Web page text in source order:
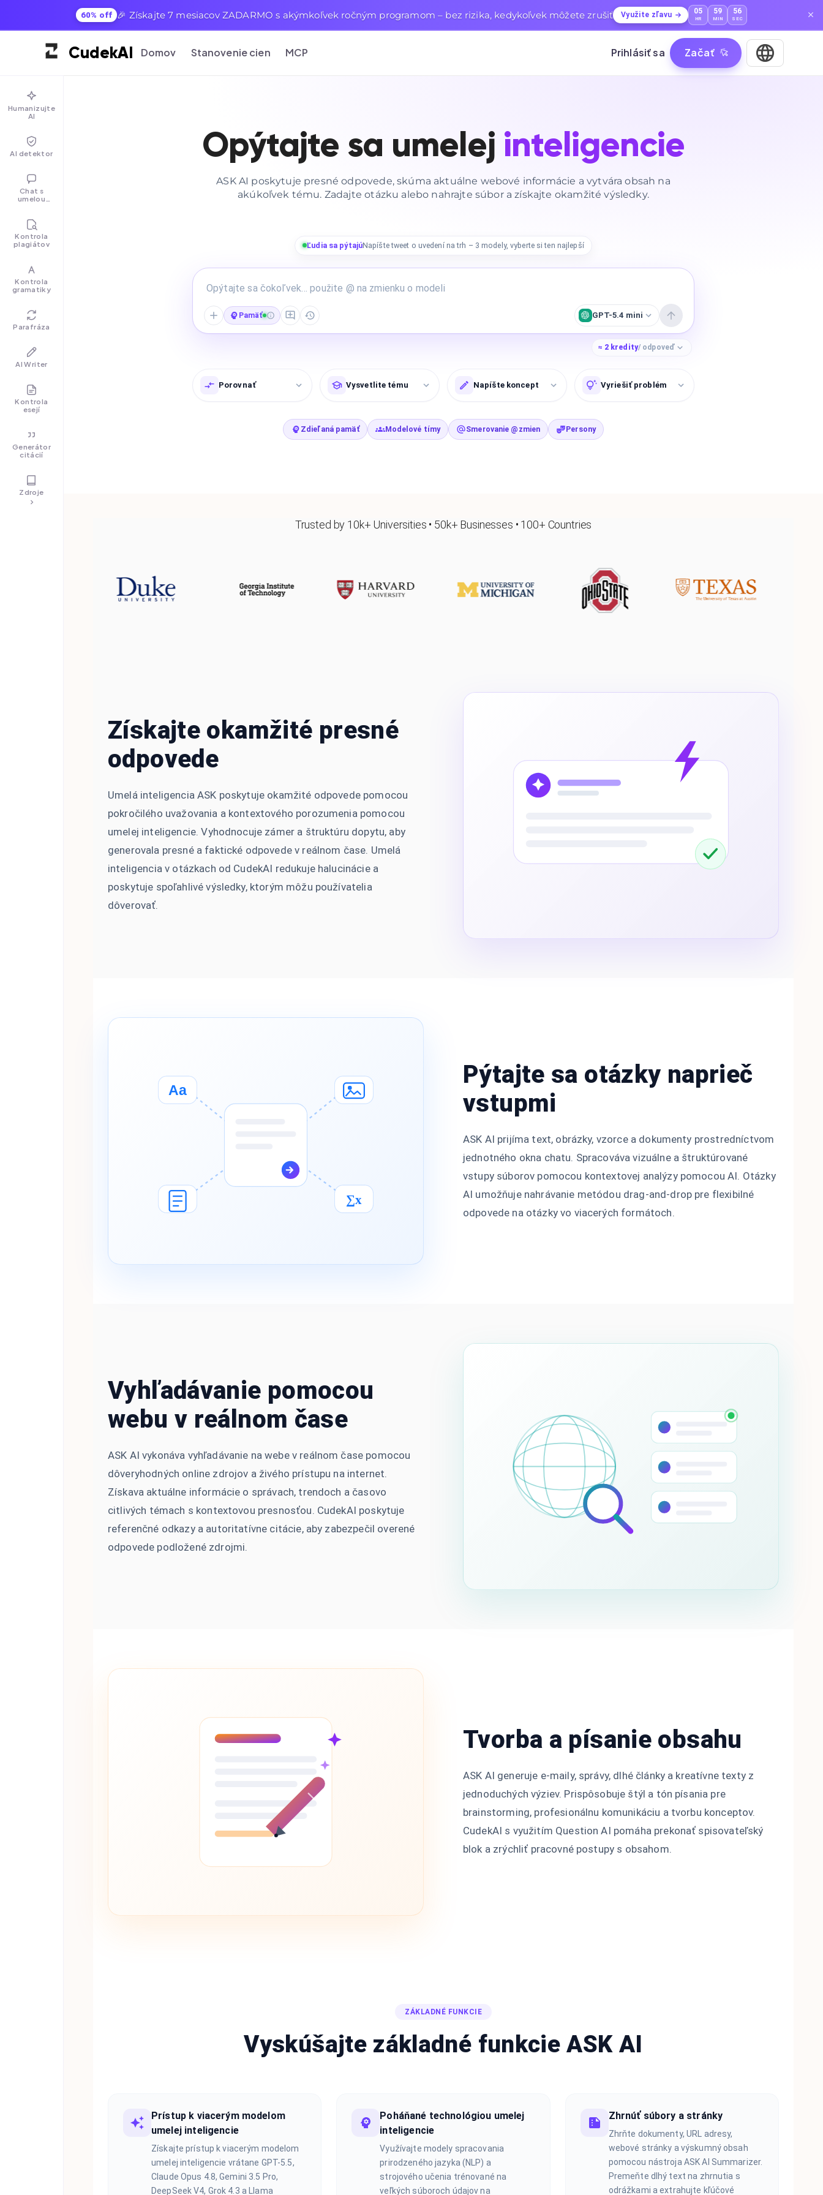
60% off 🎉 Získajte 7 mesiacov ZADARMO s akýmkoľvek ročným programom – bez rizika, kedykoľvek môžete zrušiť Využite zľavu 05
HR
59
MIN
54
SEC
CudekAI Domov Stanovenie cien MCP Prihlásiť sa Začať
Humanizujte
AI
AI detektor
Chat s
umelou
Kontrola
plagiátov
Kontrola
gramatiky
Parafráza
AI Writer
Kontrola
esejí
Generátor
citácií
Zdroje
Opýtajte sa umelej inteligencie
ASK AI poskytuje presné odpovede, skúma aktuálne webové informácie a vytvára obsah na
akúkoľvek tému. Zadajte otázku alebo nahrajte súbor a získajte okamžité výsledky.
Ľudia sa pýtajúLadenie kódu s programátorským tímom
Pamäť GPT-5.4 mini
≈ 2 kredity/ odpoveď
Porovnať Vysvetlite tému Napíšte koncept Vyriešiť problém
Zdieľaná pamäť Modelové tímy Smerovanie @zmien Persony
Trusted by 10k+ Universities • 50k+ Businesses • 100+ Countries
Získajte okamžité presné
odpovede
Umelá inteligencia ASK poskytuje okamžité odpovede pomocou
pokročilého uvažovania a kontextového porozumenia pomocou
umelej inteligencie. Vyhodnocuje zámer a štruktúru dopytu, aby
generovala presné a faktické odpovede v reálnom čase. Umelá
inteligencia v otázkach od CudekAI redukuje halucinácie a
poskytuje spoľahlivé výsledky, ktorým môžu používatelia
dôverovať.
Pýtajte sa otázky naprieč
vstupmi
ASK AI prijíma text, obrázky, vzorce a dokumenty prostredníctvom
jednotného okna chatu. Spracováva vizuálne a štruktúrované
vstupy súborov pomocou kontextovej analýzy pomocou AI. Otázky
AI umožňuje nahrávanie metódou drag-and-drop pre flexibilné
odpovede na otázky vo viacerých formátoch.
Aa
∑x
Vyhľadávanie pomocou
webu v reálnom čase
ASK AI vykonáva vyhľadávanie na webe v reálnom čase pomocou
dôveryhodných online zdrojov a živého prístupu na internet.
Získava aktuálne informácie o správach, trendoch a časovo
citlivých témach s kontextovou presnosťou. CudekAI poskytuje
referenčné odkazy a autoritatívne citácie, aby zabezpečil overené
odpovede podložené zdrojmi.
Tvorba a písanie obsahu
ASK AI generuje e-maily, správy, dlhé články a kreatívne texty z
jednoduchých výziev. Prispôsobuje štýl a tón písania pre
brainstorming, profesionálnu komunikáciu a tvorbu konceptov.
CudekAI s využitím Question AI pomáha prekonať spisovateľský
blok a zrýchliť pracovné postupy s obsahom.
ZÁKLADNÉ FUNKCIE
Vyskúšajte základné funkcie ASK AI
Prístup k viacerým modelom
umelej inteligencie
Získajte prístup k viacerým modelom
umelej inteligencie vrátane GPT-5.5,
Claude Opus 4.8, Gemini 3.5 Pro,
DeepSeek V4, Grok 4.3 a Llama
Poháňané technológiou umelej
inteligencie
Využívajte modely spracovania
prirodzeného jazyka (NLP) a
strojového učenia trénované na
veľkých súboroch údajov na
Zhrnúť súbory a stránky
Zhrňte dokumenty, URL adresy,
webové stránky a výskumný obsah
pomocou nástroja ASK AI Summarizer.
Premeňte dlhý text na zhrnutia s
odrážkami a extrahujte kľúčové